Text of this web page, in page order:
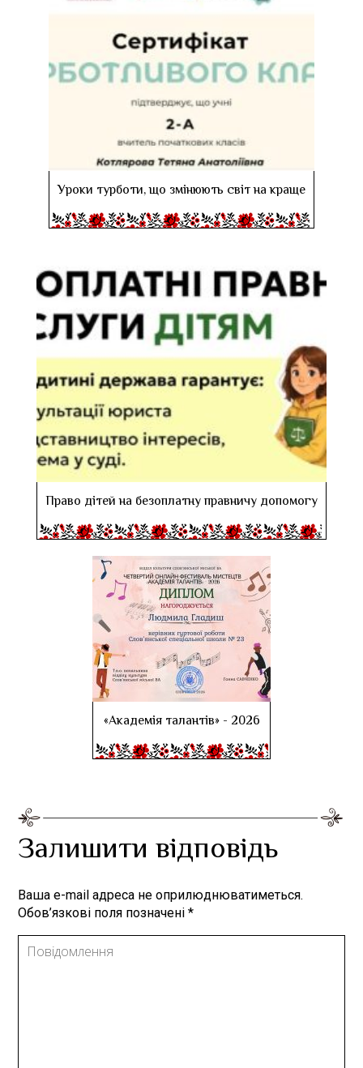
Уроки турботи, що змінюють світ на краще
Право дітей на безоплатну правничу допомогу
«Академія талантів» - 2026
Залишити відповідь
Ваша e-mail адреса не оприлюднюватиметься.
Обов’язкові поля позначені*